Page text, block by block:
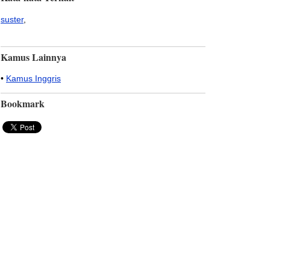
suster,
Kamus Lainnya
• Kamus Inggris
Bookmark